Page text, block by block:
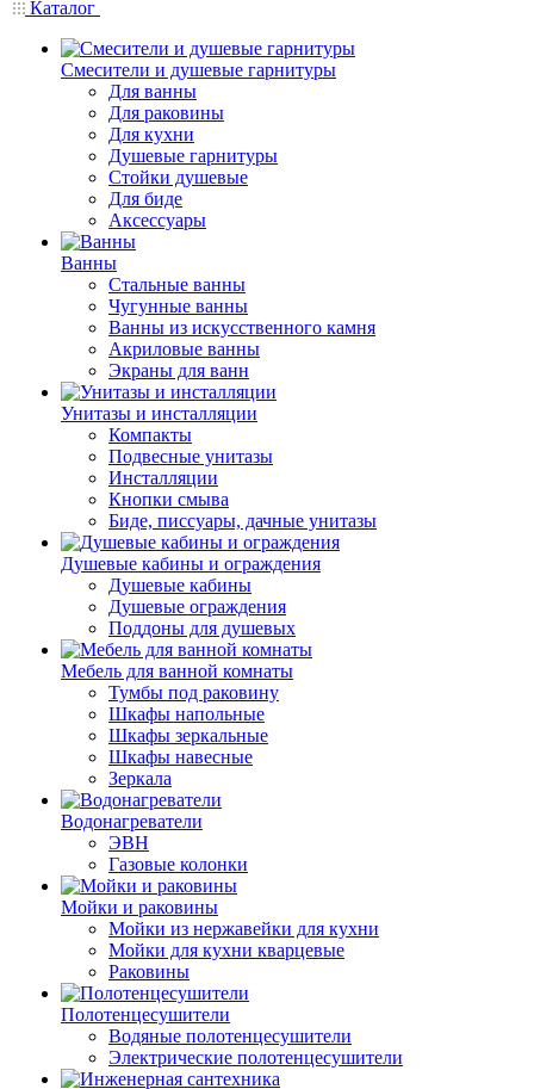
Каталог
Смесители и душевые гарнитуры
Для ванны
Для раковины
Для кухни
Душевые гарнитуры
Стойки душевые
Для биде
Аксессуары
Ванны
Стальные ванны
Чугунные ванны
Ванны из искусственного камня
Акриловые ванны
Экраны для ванн
Унитазы и инсталляции
Компакты
Подвесные унитазы
Инсталляции
Кнопки смыва
Биде, писсуары, дачные унитазы
Душевые кабины и ограждения
Душевые кабины
Душевые ограждения
Поддоны для душевых
Мебель для ванной комнаты
Тумбы под раковину
Шкафы напольные
Шкафы зеркальные
Шкафы навесные
Зеркала
Водонагреватели
ЭВН
Газовые колонки
Мойки и раковины
Мойки из нержавейки для кухни
Мойки для кухни кварцевые
Раковины
Полотенцесушители
Водяные полотенцесушители
Электрические полотенцесушители